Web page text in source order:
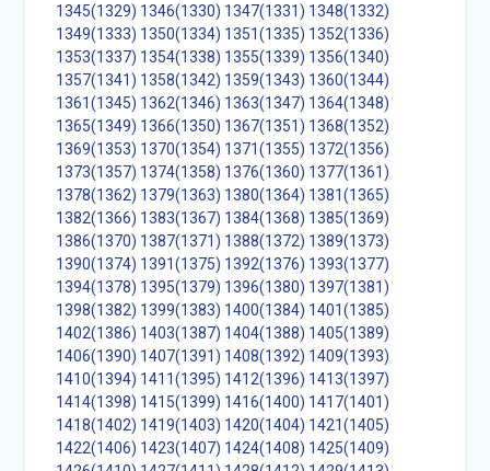
1345(1329) 1346(1330) 1347(1331) 1348(1332)
1349(1333) 1350(1334) 1351(1335) 1352(1336)
1353(1337) 1354(1338) 1355(1339) 1356(1340)
1357(1341) 1358(1342) 1359(1343) 1360(1344)
1361(1345) 1362(1346) 1363(1347) 1364(1348)
1365(1349) 1366(1350) 1367(1351) 1368(1352)
1369(1353) 1370(1354) 1371(1355) 1372(1356)
1373(1357) 1374(1358) 1376(1360) 1377(1361)
1378(1362) 1379(1363) 1380(1364) 1381(1365)
1382(1366) 1383(1367) 1384(1368) 1385(1369)
1386(1370) 1387(1371) 1388(1372) 1389(1373)
1390(1374) 1391(1375) 1392(1376) 1393(1377)
1394(1378) 1395(1379) 1396(1380) 1397(1381)
1398(1382) 1399(1383) 1400(1384) 1401(1385)
1402(1386) 1403(1387) 1404(1388) 1405(1389)
1406(1390) 1407(1391) 1408(1392) 1409(1393)
1410(1394) 1411(1395) 1412(1396) 1413(1397)
1414(1398) 1415(1399) 1416(1400) 1417(1401)
1418(1402) 1419(1403) 1420(1404) 1421(1405)
1422(1406) 1423(1407) 1424(1408) 1425(1409)